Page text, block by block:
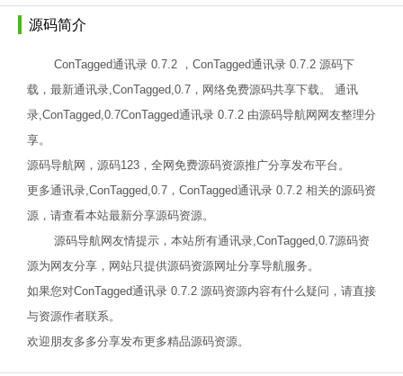
源码简介
ConTagged通讯录 0.7.2 ，ConTagged通讯录 0.7.2 源码下
载，最新通讯录,ConTagged,0.7，网络免费源码共享下载。 通讯
录,ConTagged,0.7ConTagged通讯录 0.7.2 由源码导航网网友整理分
享。
源码导航网，源码123，全网免费源码资源推广分享发布平台。
更多通讯录,ConTagged,0.7，ConTagged通讯录 0.7.2 相关的源码资
源，请查看本站最新分享源码资源。
源码导航网友情提示，本站所有通讯录,ConTagged,0.7源码资
源为网友分享，网站只提供源码资源网址分享导航服务。
如果您对ConTagged通讯录 0.7.2 源码资源内容有什么疑问，请直接
与资源作者联系。
欢迎朋友多多分享发布更多精品源码资源。